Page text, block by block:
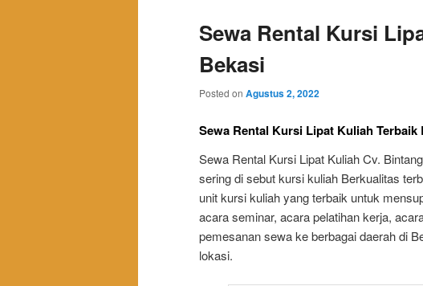
Sewa Rental Kursi
Bekasi
Posted on Agustus 2, 2022
Sewa Rental Kursi Lipat Kuliah Terbaik
Sewa Rental Kursi Lipat Kuliah Cv.
sering di sebut kursi kuliah Berkualitas
unit kursi kuliah yang terbaik untuk
acara seminar, acara pelatihan kerja,
pemesanan sewa ke berbagai daerah di
lokasi.